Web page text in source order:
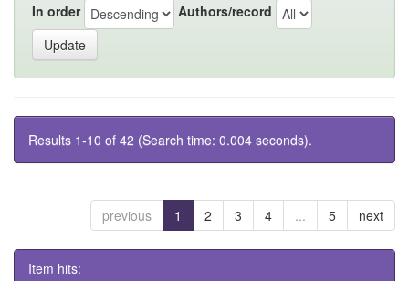
In order Authors/record
Results 1-10 of 42 (Search time: 0.004 seconds).
previous 1 2 3 4 ... 5 next
Item hits: